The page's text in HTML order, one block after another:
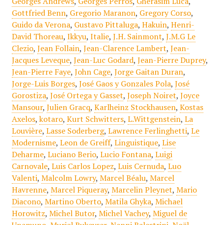
Gottfried Benn, Gregorio Maranon, Gregory Corso,
Guido da Verona, Gustavo Pittaluga, Hakuin, Henri-
David Thoreau, Ikkyu, Italie, J.H. Sainmont, J.M.G Le
Clezio, Jean Follain, Jean-Clarence Lambert, Jean-
Jacques Leveque, Jean-Luc Godard, Jean-Pierre Duprey,
Jean-Pierre Faye, John Cage, Jorge Gaitan Duran,
Jorge-Luis Borges, José Gaos y Gonzales Pola, José
Gorostiza, José Ortega y Gasset, Joseph Noiret, Joyce
Mansour, Julien Gracq, Karlheinz Stockhausen, Kostas
Axelos,kotaro, Kurt Schwitters, L.Wittgenstein, La
Louvière, Lasse Soderberg, Lawrence Ferlinghetti, Le
Modernisme, Leon de Greiff, Linguistique, Lise
Deharme, Luciano Berio, Lucio Fontana, Luigi
Carnovale, Luis Carlos Lopez, Luis Cernuda, Luo
Valenti, Malcolm Lowry, Marcel Béalu, Marcel
Havrenne, Marcel Piqueray, Marcelin Pleynet, Mario
Diacono, Martino Oberto, Matila Ghyka, Michael
Horowitz, Michel Butor, Michel Vachey, Miguel de